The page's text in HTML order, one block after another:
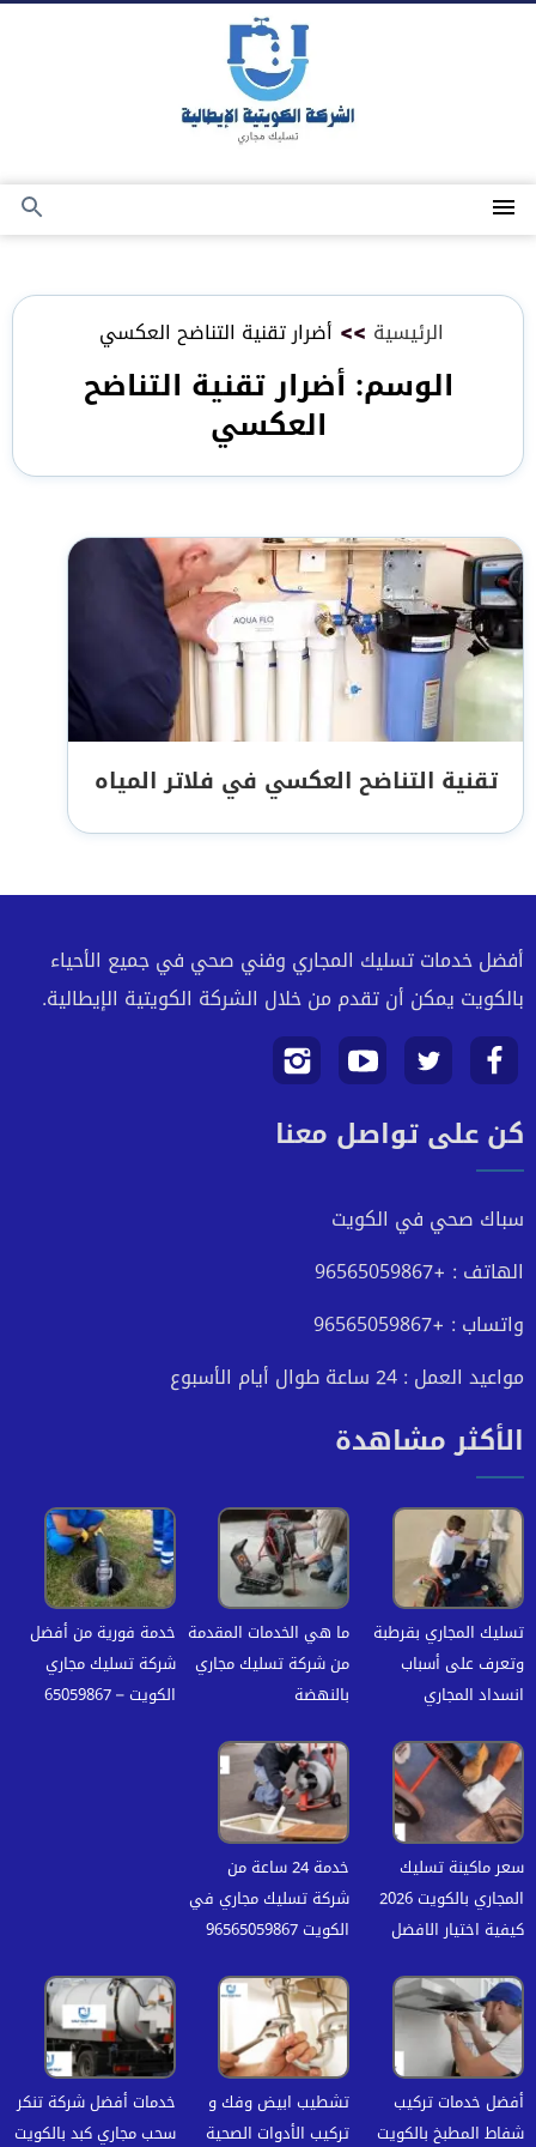
القائمة
بحث
الرئيسية >> أضرار تقنية التناضح العكسي
الوسم: أضرار تقنية التناضح
العكسي
تقنية التناضح العكسي في فلاتر المياه
أفضل خدمات تسليك المجاري وفني صحي في جميع الأحياء
بالكويت يمكن أن تقدم من خلال الشركة الكويتية الإيطالية.
تابعنا
على
تابعنا
على
تابعنا
على
تابعنا
علىكن على تواصل معنا
سباك صحي في الكويت
الهاتف : +96565059867
واتساب : +96565059867
مواعيد العمل : 24 ساعة طوال أيام الأسبوع
الأكثر مشاهدة
تسليك المجاري بقرطبة
وتعرف على أسباب
انسداد المجاري
ما هي الخدمات المقدمة
من شركة تسليك مجاري
بالنهضة
خدمة فورية من أفضل
شركة تسليك مجاري
الكويت – 65059867
سعر ماكينة تسليك
المجاري بالكويت 2026
كيفية اختيار الافضل
خدمة 24 ساعة من
شركة تسليك مجاري في
الكويت 96565059867
أفضل خدمات تركيب
شفاط المطبخ بالكويت
تشطيب ابيض وفك و
تركيب الأدوات الصحية
خدمات أفضل شركة تنكر
سحب مجاري كبد بالكويت